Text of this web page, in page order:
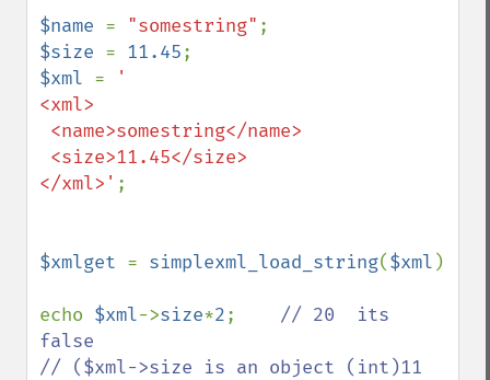
$name = "somestring"
$size = 11.45
$xml =
'
<xml>
</xml>' ;
$xmlget = simplexml_load_string($xml )
echo $xml->size*2; // 20  its
false
// ($xml->size is an object (int)11